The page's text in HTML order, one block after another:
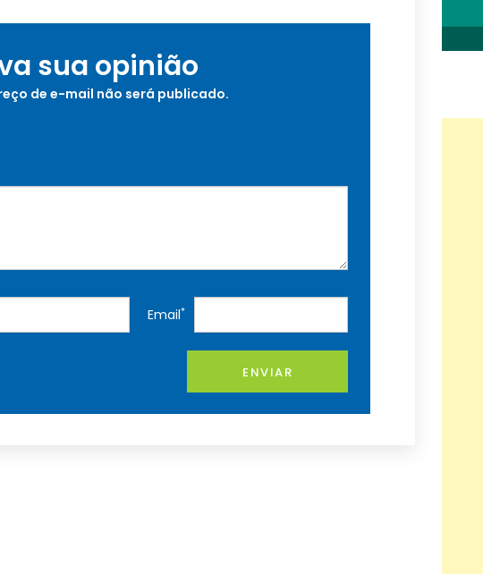
sua opinião
de e-mail não será publicado.
Email*
ENVIAR